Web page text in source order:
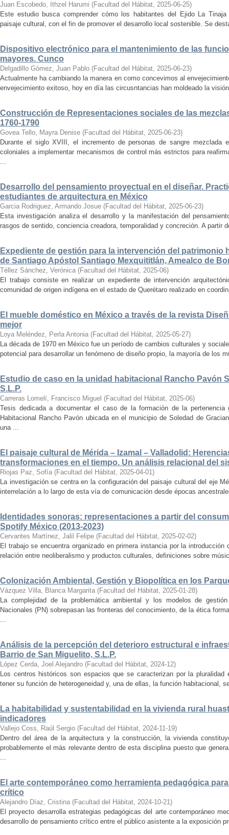
Juan Escobedo, Ithzel Harumi (Facultad del Hábitat, 2025-06-25)
Este estudio busca comprender cómo los habitantes del Ejido La
paisaje cultural, con el fin de promover el desarrollo local sostenible. Se
Dispositivo electrónico para el mantenimiento de las
mayores. Cunco
Delgadillo Gómez, Juan Pablo (Facultad del Hábitat, 2025-06-23)
Actualmente ha cambiando la manera en como concevimos al
envejecimiento exitoso, hoy en día las circusntancias han moldeado la
Construcción de Representaciones sociales de las
1760-1790
Govea Tello, Mayra Denise (Facultad del Hábitat, 2025-06-23)
Durante el siglo XVIII, el incremento de personas de sangre
coloniales a implementar mecanismos de control más estrictos para
...
Desarrollo del pensamiento proyectual en el diseñar.
estudiantes de arquitectura en México
Garcia Rodriguez, Armando Josue (Facultad del Hábitat, 2025-06-23)
Esta investigación analiza el desarrollo y la manifestación del
rasgos de sentido, conciencia creadora, temporalidad y concreción. A partir
Expediente de gestión para la intervención del patrimonio
de Santiago Apóstol Santiago Mexquititlán, Amealco de
Téllez Sánchez, Verónica (Facultad del Hábitat, 2025-06)
El trabajo consiste en realizar un expediente de intervención
comunidad de origen indígena en el estado de Querétaro realizado en
El mueble doméstico en México a través de la revista
mejor
Loya Meléndez, Perla Antonia (Facultad del Hábitat, 2025-05-27)
La década de 1970 en México fue un período de cambios culturales y
potencial para desarrollar un fenómeno de diseño propio, la mayoría de los
Estudio de caso en la unidad habitacional Rancho Pavón
S.L.P.
Carreras Lomelí, Francisco Miguel (Facultad del Hábitat, 2025-06)
Tesis dedicada a documentar el caso de la formación de la
Habitacional Rancho Pavón ubicada en el municipio de Soledad de
una ...
El paisaje cultural de Mérida – Izamal – Valladolid:
transformaciones en el tiempo. Un análisis relacional del
Riojas Paz, Sofía (Facultad del Hábitat, 2025-04-01)
La investigación se centra en la configuración del paisaje cultural del eje
interrelación a lo largo de esta vía de comunicación desde épocas
Identidades sonoras: representaciones a partir del
Spotify México (2013-2023)
Cervantes Martínez, Jalil Felipe (Facultad del Hábitat, 2025-02-02)
El trabajo se encuentra organizado en primera instancia por la
relación entre neoliberalismo y productos culturales, definiciones sobre
Colonización Ambiental, Gestión y Biopolítica en los
Vázquez Villa, Blanca Margarita (Facultad del Hábitat, 2025-01-28)
La complejidad de la problemática ambiental y los modelos de
Nacionales (PN) sobrepasan las fronteras del conocimiento, de la ética
...
Análisis de la percepción del deterioro estructural e
Barrio de San Miguelito, S.L.P.
López Cerda, Joel Alejandro (Facultad del Hábitat, 2024-12)
Los centros históricos son espacios que se caracterizan por la
tener su función de heterogeneidad y, una de ellas, la función habitacional,
La habitabilidad y sustentabilidad en la vivienda rural
indicadores
Vallejo Coss, Raúl Sergio (Facultad del Hábitat, 2024-11-19)
Dentro del área de la arquitectura y la construcción, la vivienda
probablemente el más relevante dentro de esta disciplina puesto que
...
El arte contemporáneo como herramienta pedagógica
crítico
Alejandro Díaz, Cristina (Facultad del Hábitat, 2024-10-21)
El proyecto desarrolla estrategias pedagógicas del arte contemporáneo
desarrollo de pensamiento crítico entre el público asistente a la exposición